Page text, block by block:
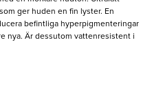
ger huden en fin lyster. En
befintliga hyperpigmenteringar
nya. Är dessutom vattenresistent i